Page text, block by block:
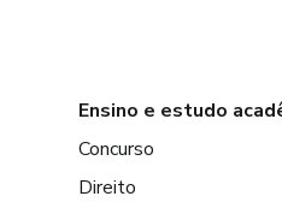
Ensino e estudo
Concurso
Direito